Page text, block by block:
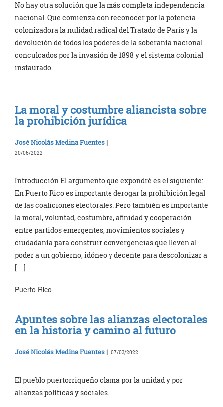
No hay otra solución que la más completa independencia
nacional. Que comienza con reconocer por la potencia
colonizadora la nulidad radical del Tratado de París y la
devolución de todos los poderes de la soberanía nacional
conculcados por la invasión de 1898 y el sistema colonial
instaurado.
La moral y costumbre aliancista sobre
la prohibición jurídica
José Nicolás Medina Fuentes |
20/06/2022
Introducción El argumento que expondré es el siguiente:
En Puerto Rico es importante derogar la prohibición legal
de las coaliciones electorales. Pero también es importante
la moral, voluntad, costumbre, afinidad y cooperación
entre partidos emergentes, movimientos sociales y
ciudadanía para construir convergencias que lleven al
poder a un gobierno, idóneo y decente para descolonizar a
[…]
Puerto Rico
Apuntes sobre las alianzas electorales
en la historia y camino al futuro
José Nicolás Medina Fuentes | 07/03/2022
El pueblo puertorriqueño clama por la unidad y por
alianzas políticas y sociales.